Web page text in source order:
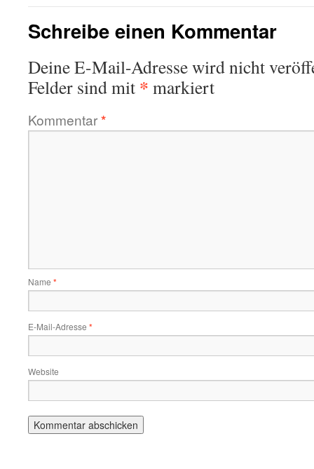
Schreibe einen Kommentar
Deine E-Mail-Adresse wird nicht
Felder sind mit * markiert
Kommentar*
Name *
E-Mail-Adresse *
Website